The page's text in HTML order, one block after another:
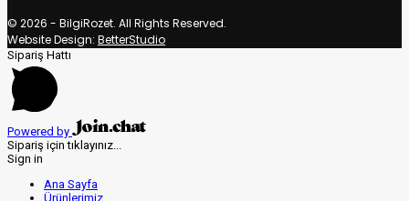
© 2026 - BilgiRozet. All Rights Reserved.
Website Design: BetterStudio
Sipariş Hattı
Powered by
Sipariş için tıklayınız...
Sign in
Ana Sayfa
Ürünlerimiz